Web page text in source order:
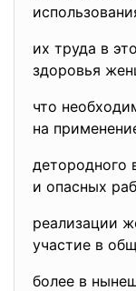
их труда в
здоровья
что
на
детородного
и опасных
реализации
участие в
более в